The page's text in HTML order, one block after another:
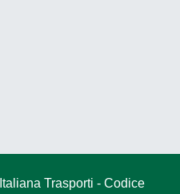
Trasporti - Codice